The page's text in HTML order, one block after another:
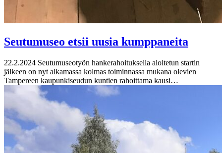
Seutumuseo etsii uusia kumppaneita
22.2.2024 Seutumuseotyön hankerahoituksella aloitetun startin
jälkeen on nyt alkamassa kolmas toiminnassa mukana olevien
Tampereen kaupunkiseudun kuntien rahoittama kausi…